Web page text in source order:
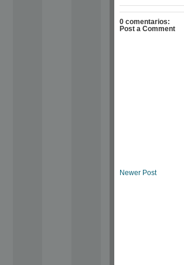
0 comentarios:
Post a Comment
Newer Post